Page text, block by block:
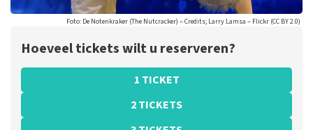
Foto: De Notenkraker (The Nutcracker) – Credits; Larry Lamsa – Flickr (CC BY 2.0)
Hoeveel tickets wilt u reserveren?
1 TICKET
2 TICKETS